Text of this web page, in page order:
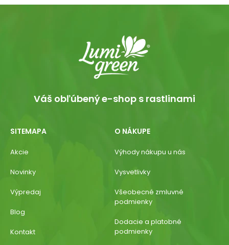
Váš obľúbený e-shop s rastlinami
SITEMAPA
Akcie
Novinky
Výpredaj
Blog
Kontakt
O NÁKUPE
Výhody nákupu u nás
Vysvetlivky
Všeobecné zmluvné
podmienky
Dodacie a platobné
podmienky